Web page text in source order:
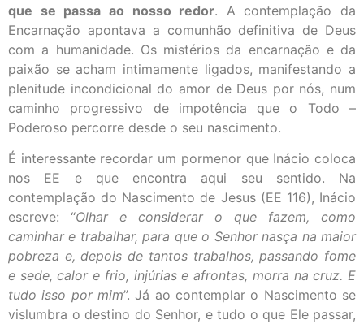
que se passa ao nosso redor. A contemplação da
Encarnação apontava a comunhão definitiva de Deus
com a humanidade. Os mistérios da encarnação e da
paixão se acham intimamente ligados, manifestando a
plenitude incondicional do amor de Deus por nós, num
caminho progressivo de impotência que o Todo –
Poderoso percorre desde o seu nascimento.
É interessante recordar um pormenor que Inácio coloca
nos EE e que encontra aqui seu sentido. Na
contemplação do Nascimento de Jesus (EE 116), Inácio
escreve: “Olhar e considerar o que fazem, como
caminhar e trabalhar, para que o Senhor nasça na maior
pobreza e, depois de tantos trabalhos, passando fome
e sede, calor e frio, injúrias e afrontas, morra na cruz. E
tudo isso por mim”. Já ao contemplar o Nascimento se
vislumbra o destino do Senhor, e tudo o que Ele passar,